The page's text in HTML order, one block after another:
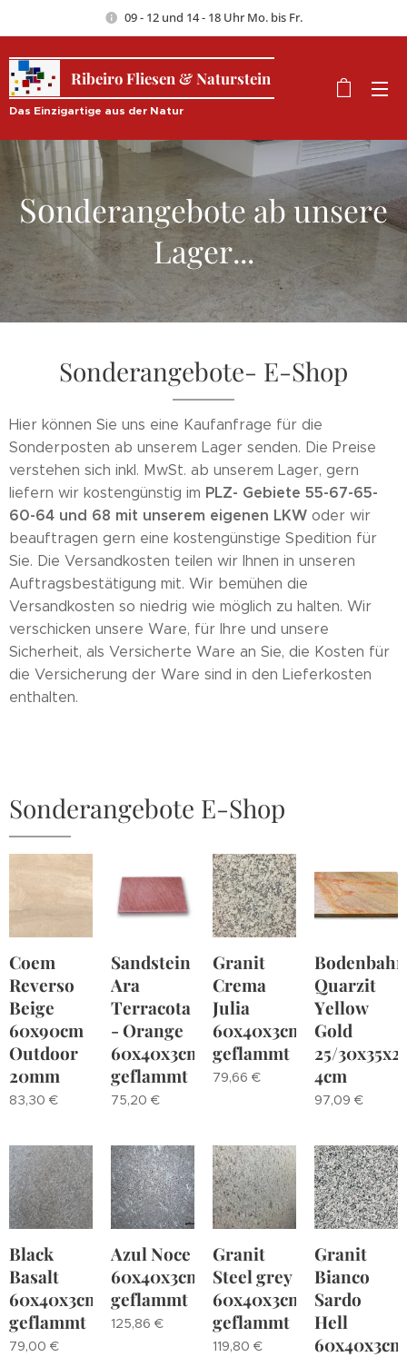
09 - 12 und 14 - 18 Uhr Mo. bis Fr.
Ribeiro Fliesen & Naturstein
Das Einzigartige aus der Natur
Sonderangebote ab unsere
Lager...
Sonderangebote- E-Shop
Hier können Sie uns eine Kaufanfrage für die
Sonderposten ab unserem Lager senden. Die Preise
verstehen sich inkl. MwSt. ab unserem Lager, gern
liefern wir kostengünstig im PLZ- Gebiete 55-67-65-
60-64 und 68 mit unserem eigenen LKW oder wir
beauftragen gern eine kostengünstige Spedition für
Sie. Die Versandkosten teilen wir Ihnen in unseren
Auftragsbestätigung mit. Wir bemühen die
Versandkosten so niedrig wie möglich zu halten. Wir
verschicken unsere Ware, für Ihre und unsere
Sicherheit, als Versicherte Ware an Sie, die Kosten für
die Versicherung der Ware sind in den Lieferkosten
enthalten.
Sonderangebote E-Shop
Coem
Reverso
Beige
60x90cm
Outdoor
20mm
83,30 €
Sandstein
Ara
Terracota
- Orange
60x40x3cm
geflammt
75,20 €
Granit
Crema
Julia
60x40x3cm
geflammt
79,66 €
Quarzit
Yellow
Gold
25/
4cm
97,09 €
Black
Basalt
60x40x3cm
geflammt
79,00 €
Azul Noce
60x40x3cm
geflammt
125,86 €
Granit
Steel grey
60x40x3cm
geflammt
119,80 €
Granit
Bianco
Sardo
Hell
60x40x3cm